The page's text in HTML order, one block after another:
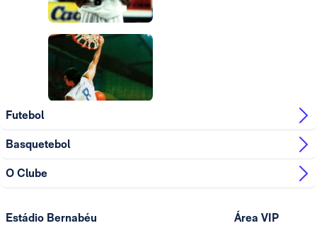
Futebol
Basquetebol
O Clube
Estádio Bernabéu Área VIP